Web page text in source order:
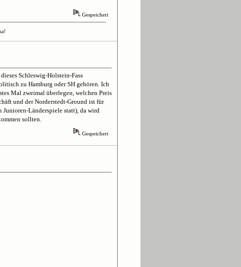
Gespeichert
Schleswig-Holstein-Fass
zu Hamburg oder SH gehören. Ich
Mal zweimal überlegen, welchen Preis
und der Norderstedt-Ground ist für
Länderspiele statt), da wird
sollten.
Gespeichert